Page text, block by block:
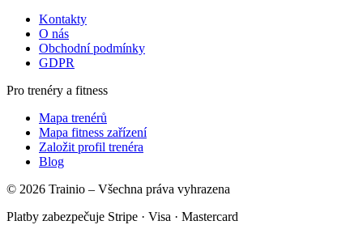
Kontakty
O nás
Obchodní podmínky
GDPR
Pro trenéry a fitness
Mapa trenérů
Mapa fitness zařízení
Založit profil trenéra
Blog
© 2026 Trainio – Všechna práva vyhrazena
Platby zabezpečuje Stripe · Visa · Mastercard